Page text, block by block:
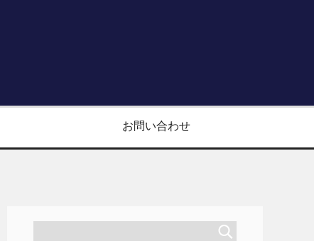
お問い合わせ